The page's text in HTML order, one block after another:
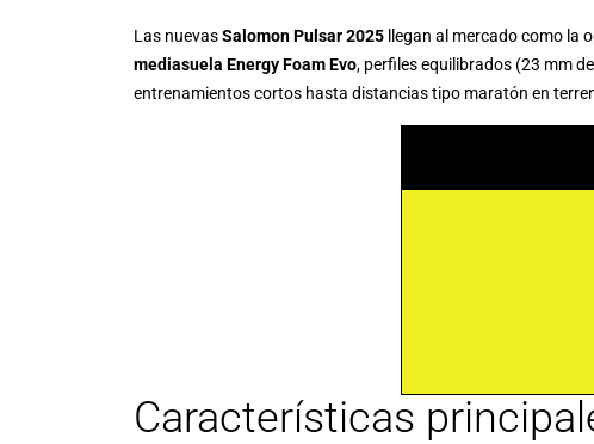
Las nuevasSalomon Pulsar 2025 llegan al mercado como la
mediasuela Energy Foam Evo, perfiles equilibrados (23 mm
entrenamientos cortos hasta distancias tipo maratón en
Características